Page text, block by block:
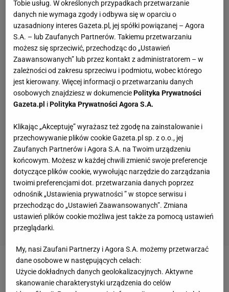
Zobacz wideoJastrzębski Węgiel pokonał Asseco
Resovię Rzeszów. Fornal: Podchodzimy do przyjęcia,
Tobie usług. W określonych przypadkach przetwarzanie
danych nie wymaga zgody i odbywa się w oparciu o
uzasadniony interes Gazeta.pl, jej spółki powiązanej – Agora
S.A. – lub Zaufanych Partnerów. Takiemu przetwarzaniu
możesz się sprzeciwić, przechodząc do „Ustawień
Zaawansowanych” lub przez kontakt z administratorem – w
zależności od zakresu sprzeciwu i podmiotu, wobec którego
jest kierowany. Więcej informacji o przetwarzaniu danych
osobowych znajdziesz w dokumenciePolityka Prywatności
Gazeta.pl iPolityka Prywatności Agora S.A.
Klikając „Akceptuję” wyrażasz też zgodę na zainstalowanie i
przechowywanie plików cookie Gazeta.pl sp. z o.o., jej
Zaufanych Partnerów i Agora S.A. na Twoim urządzeniu
końcowym. Możesz w każdej chwili zmienić swoje preferencje
dotyczące plików cookie, wywołując narzędzie do zarządzania
twoimi preferencjami dot. przetwarzania danych poprzez
odnośnik „Ustawienia prywatności ” w stopce serwisu i
przechodząc do „Ustawień Zaawansowanych”. Zmiana
ustawień plików cookie możliwa jest także za pomocą ustawień
przeglądarki.
My, nasi Zaufani Partnerzy i Agora S.A. możemy przetwarzać
dane osobowe w następujących celach:
Użycie dokładnych danych geolokalizacyjnych. Aktywne
skanowanie charakterystyki urządzenia do celów